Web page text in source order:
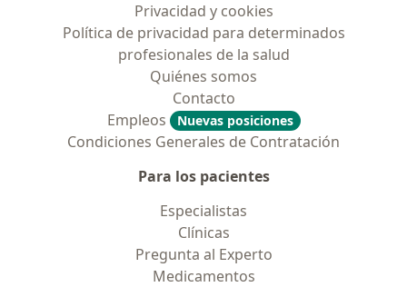
Privacidad y cookies
Política de privacidad para determinados
profesionales de la salud
Quiénes somos
Contacto
Empleos
Nuevas posiciones
Condiciones Generales de Contratación
Para los pacientes
Especialistas
Clínicas
Pregunta al Experto
Medicamentos